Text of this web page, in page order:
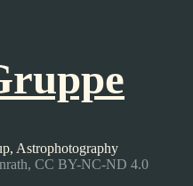
CC BY-NC-ND 4.0